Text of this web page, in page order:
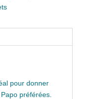
pour donner
préférées.